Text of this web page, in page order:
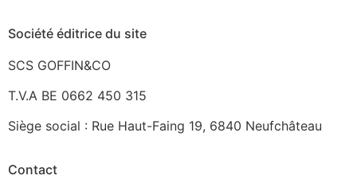
Société éditrice du site
SCS GOFFIN&CO
T.V.A BE 0662 450 315
Siège social : Rue Haut-Faing 19, 6840 Neufchâteau
Contact